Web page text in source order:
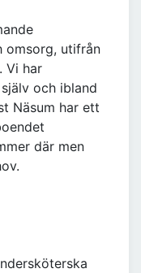
omsorg, utifrån
Vi har
och ibland
Näsum har ett
där men